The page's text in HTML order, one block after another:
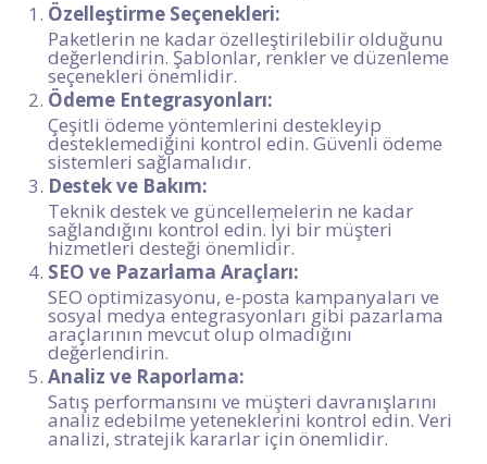
Özelleştirme Seçenekleri:
Paketlerin ne kadar özelleştirilebilir olduğunu
değerlendirin. Şablonlar, renkler ve düzenleme
seçenekleri önemlidir.
Ödeme Entegrasyonları:
Çeşitli ödeme yöntemlerini destekleyip
desteklemediğini kontrol edin. Güvenli ödeme
sistemleri sağlamalıdır.
Destek ve Bakım:
Teknik destek ve güncellemelerin ne kadar
sağlandığını kontrol edin. İyi bir müşteri
hizmetleri desteği önemlidir.
SEO ve Pazarlama Araçları:
SEO optimizasyonu, e-posta kampanyaları ve
sosyal medya entegrasyonları gibi pazarlama
araçlarının mevcut olup olmadığını
değerlendirin.
Analiz ve Raporlama:
Satış performansını ve müşteri davranışlarını
analiz edebilme yeteneklerini kontrol edin. Veri
analizi, stratejik kararlar için önemlidir.